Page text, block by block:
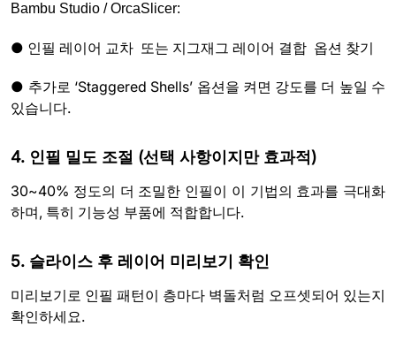
Bambu Studio / OrcaSlicer:
● 인필 레이어 교차 또는 지그재그 레이어 결합 옵션 찾기
● 추가로 ‘Staggered Shells’ 옵션을 켜면 강도를 더 높일 수
있습니다.
4. 인필 밀도 조절 (선택 사항이지만 효과적)
30~40% 정도의 더 조밀한 인필이 이 기법의 효과를 극대화
하며, 특히 기능성 부품에 적합합니다.
5. 슬라이스 후 레이어 미리보기 확인
미리보기로 인필 패턴이 층마다 벽돌처럼 오프셋되어 있는지
확인하세요.